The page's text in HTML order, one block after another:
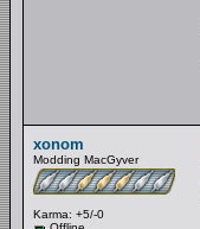
xonom
Modding MacGyver
Karma: +5/-0